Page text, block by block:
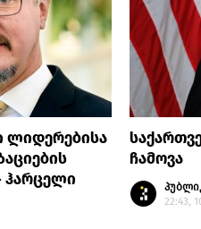
ლიდერებისა
ჰარცელი
ჩამოვა
22:43,